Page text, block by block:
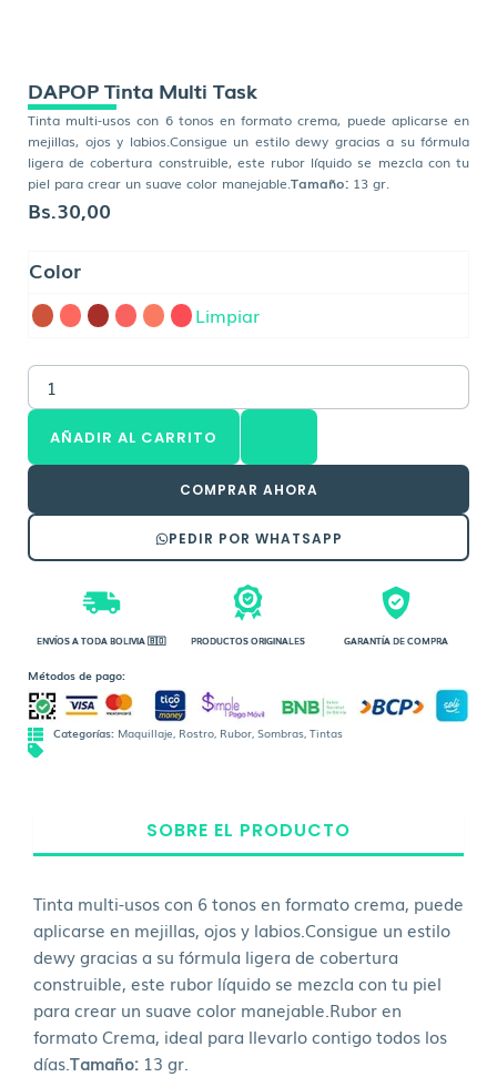
DAPOP Tinta Multi Task
Tinta multi-usos con 6 tonos en formato crema, puede aplicarse en
mejillas, ojos y labios.Consigue un estilo dewy gracias a su fórmula
ligera de cobertura construible, este rubor líquido se mezcla con tu
piel para crear un suave color manejable. Tamaño: 13 gr.
Bs.30,00
Color
Limpiar
DAPOP
Tinta
Multi
Task
AÑADIR AL CARRITO
COMPRAR AHORA
PEDIR POR WHATSAPP
ENVÍOS A TODA BOLIVIA 🇧🇴 PRODUCTOS ORIGINALES GARANTÍA DE COMPRA
Métodos de pago:
Categorías: Maquillaje, Rostro, Rubor, Sombras, Tintas
SOBRE EL PRODUCTO
Tinta multi-usos con 6 tonos en formato crema, puede
aplicarse en mejillas, ojos y labios.Consigue un estilo
dewy gracias a su fórmula ligera de cobertura
construible, este rubor líquido se mezcla con tu piel
para crear un suave color manejable.Rubor en
formato Crema, ideal para llevarlo contigo todos los
días.Tamaño: 13 gr.